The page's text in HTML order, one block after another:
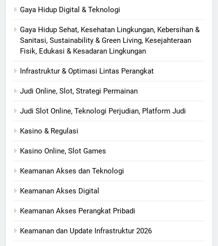
Gaya Hidup Digital & Teknologi
Gaya Hidup Sehat, Kesehatan Lingkungan, Kebersihan &
Sanitasi, Sustainability & Green Living, Kesejahteraan
Fisik, Edukasi & Kesadaran Lingkungan
Infrastruktur & Optimasi Lintas Perangkat
Judi Online, Slot, Strategi Permainan
Judi Slot Online, Teknologi Perjudian, Platform Judi
Kasino & Regulasi
Kasino Online, Slot Games
Keamanan Akses dan Teknologi
Keamanan Akses Digital
Keamanan Akses Perangkat Pribadi
Keamanan dan Update Infrastruktur 2026